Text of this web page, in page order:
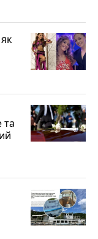
та